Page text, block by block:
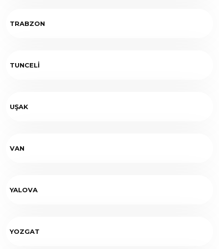
TRABZON
TUNCELİ
UŞAK
VAN
YALOVA
YOZGAT